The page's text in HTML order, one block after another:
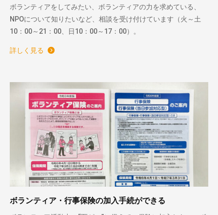
ボランティアをしてみたい、ボランティアの力を求めている、
NPOについて知りたいなど、相談を受け付けています（火～土
10：00～21：00、日10：00～17：00）。
詳しく見る
ボランティア・行事保険の加入手続ができる